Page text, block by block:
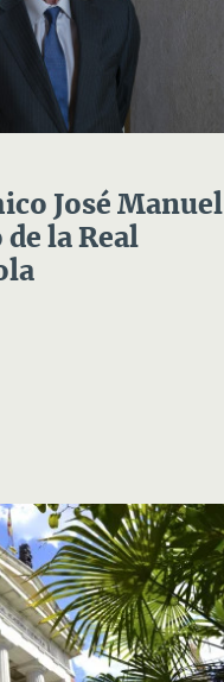
José Manuel
la Real